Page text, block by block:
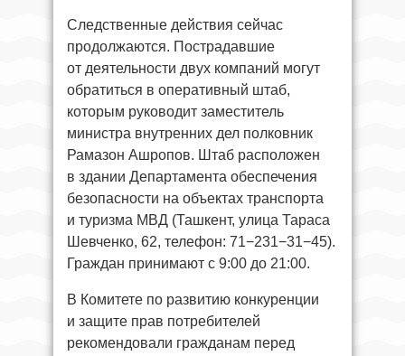
Следственные действия сейчас
продолжаются. Пострадавшие
от деятельности двух компаний могут
обратиться в оперативный штаб,
которым руководит заместитель
министра внутренних дел полковник
Рамазон Ашропов. Штаб расположен
в здании Департамента обеспечения
безопасности на объектах транспорта
и туризма МВД (Ташкент, улица Тараса
Шевченко, 62, телефон: 71−231−31−45).
Граждан принимают с 9:00 до 21:00.
В Комитете по развитию конкуренции
и защите прав потребителей
рекомендовали гражданам перед